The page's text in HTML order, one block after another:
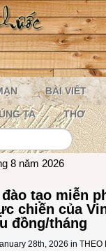
BÀI VIẾT
TA THƠ
8 năm 2026
tạo miễn
chiến của
đồng/tháng
28th, 2026 in THEO